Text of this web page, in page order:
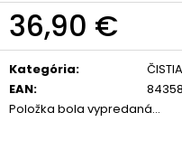
36,90 €
Jednotková
cena:
Kategória:
EAN:
Položka bola vypredaná…